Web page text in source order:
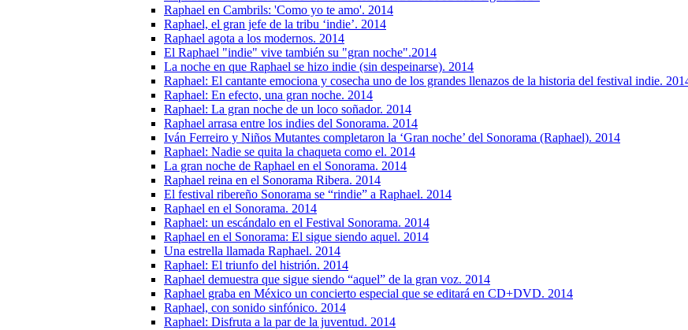
Raphael en Cambrils: 'Como yo te amo'. 2014
Raphael, el gran jefe de la tribu ‘indie’. 2014
Raphael agota a los modernos. 2014
El Raphael "indie" vive también su "gran noche".2014
La noche en que Raphael se hizo indie (sin despeinarse). 2014
Raphael: El cantante emociona y cosecha uno de los grandes llenazos de la historia del festival indie.
Raphael: En efecto, una gran noche. 2014
Raphael: La gran noche de un loco soñador. 2014
Raphael arrasa entre los indies del Sonorama. 2014
Iván Ferreiro y Niños Mutantes completaron la ‘Gran noche’ del Sonorama (Raphael). 2014
Raphael: Nadie se quita la chaqueta como el. 2014
La gran noche de Raphael en el Sonorama. 2014
Raphael reina en el Sonorama Ribera. 2014
El festival ribereño Sonorama se “rindie” a Raphael. 2014
Raphael en el Sonorama. 2014
Raphael: un escándalo en el Festival Sonorama. 2014
Raphael en el Sonorama: El sigue siendo aquel. 2014
Una estrella llamada Raphael. 2014
Raphael: El triunfo del histrión. 2014
Raphael demuestra que sigue siendo “aquel” de la gran voz. 2014
Raphael graba en México un concierto especial que se editará en CD+DVD. 2014
Raphael, con sonido sinfónico. 2014
Raphael: Disfruta a la par de la juventud. 2014